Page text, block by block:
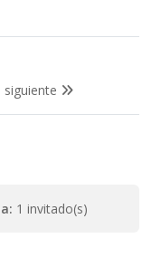
siguiente
1 invitado(s)